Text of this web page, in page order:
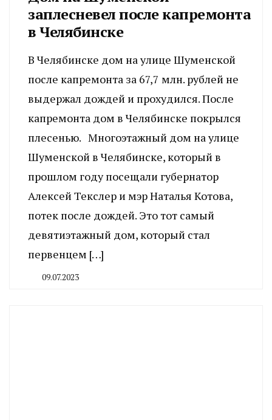
заплесневел после капремонта
в Челябинске
В Челябинске дом на улице Шуменской
после капремонта за 67,7 млн. рублей не
выдержал дождей и прохудился. После
капремонта дом в Челябинске покрылся
плесенью. Многоэтажный дом на улице
Шуменской в Челябинске, который в
прошлом году посещали губернатор
Алексей Текслер и мэр Наталья Котова,
потек после дождей. Это тот самый
девятиэтажный дом, который стал
первенцем […]
09.07.2023